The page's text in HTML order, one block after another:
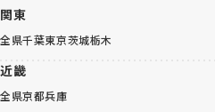
関東
全県千葉東京茨城栃木
近畿
全県京都兵庫